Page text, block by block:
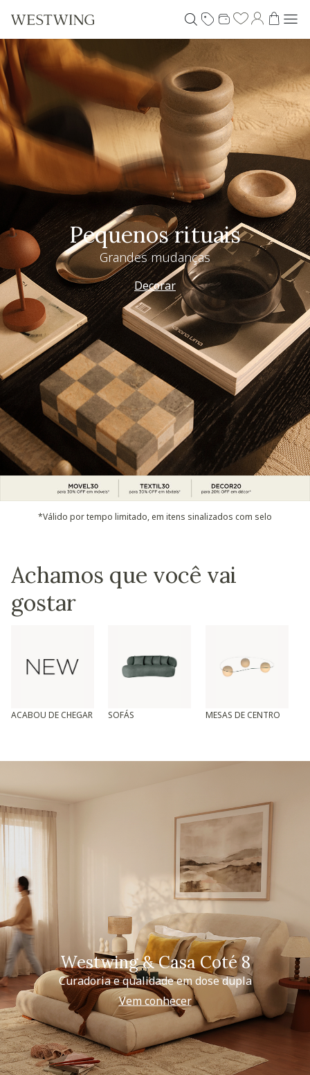
Pequenos rituais
Grandes mudanças
Decorar
*Válido por tempo limitado, em itens sinalizados com selo
Achamos que você vai
gostar
ACABOU DE CHEGAR SOFÁS MESAS DE CENTRO
Westwing & Casa Coté 8
Curadoria e qualidade em dose dupla
Vem conhecer